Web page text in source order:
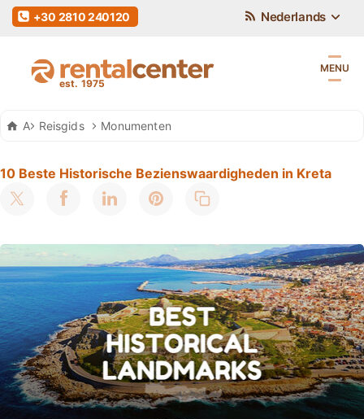
Auto Huren Kreta
Reisgids Monumenten
10 Beste Historische Bezienswaardigheden in Kreta
Nederlands
+30 2810 240120
MENU